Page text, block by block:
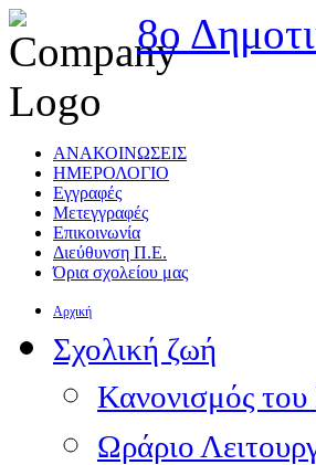
8ο
ΑΝΑΚΟΙΝΩΣΕΙΣ
ΗΜΕΡΟΛΟΓΙΟ
Εγγραφές
Μετεγγραφές
Επικοινωνία
Διεύθυνση Π.Ε.
Όρια σχολείου μας
Αρχική
Σχολική ζωή
Κανονισμός του
Ωράριο